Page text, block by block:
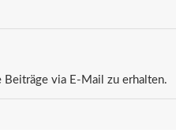
Beiträge via E-Mail zu erhalten.